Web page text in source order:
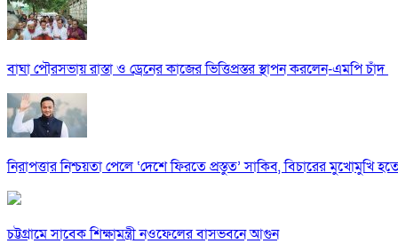
বাঘা পৌরসভায় রাস্তা ও ড্রেনের কাজের ভিত্তিপ্রস্তর স্থাপন করলেন-এমপি চাঁদ
নিরাপত্তার নিশ্চয়তা পেলে ‘দেশে ফিরতে প্রস্তুত’ সাকিব, বিচারের মুখোমুখি
চট্টগ্রামে সাবেক শিক্ষামন্ত্রী নওফেলের বাসভবনে আগুন